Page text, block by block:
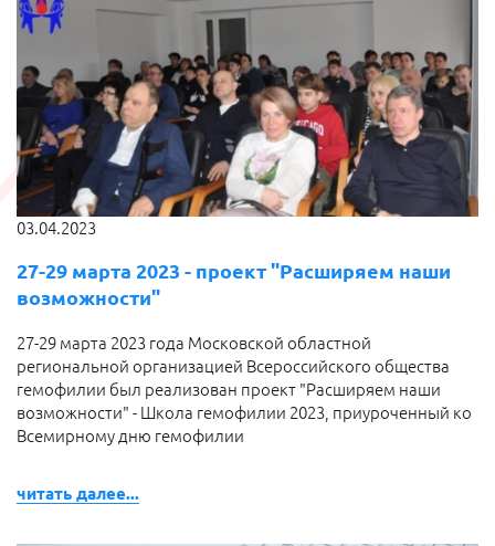
03.04.2023
27-29 марта 2023 - проект "Расширяем наши
возможности"
27-29 марта 2023 года Московской областной
региональной организацией Всероссийского общества
гемофилии был реализован проект "Расширяем наши
возможности" - Школа гемофилии 2023, приуроченный ко
Всемирному дню гемофилии
читать далее...